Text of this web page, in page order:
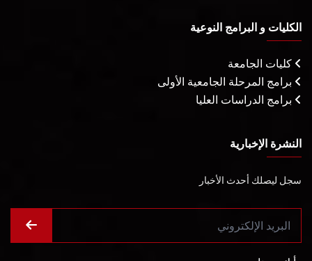
الكليات و البرامج النوعية
كليات الجامعة
برامج المرحلة الجامعية الأولى
برامج الدراسات العليا
النشرة الإخبارية
سجل ليصلك أحدث الأخبار